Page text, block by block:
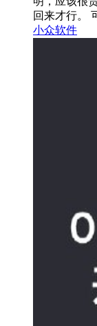
回来才行。
小众软件